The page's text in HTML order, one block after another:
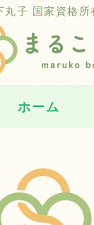
丸子 国家資格
ホーム